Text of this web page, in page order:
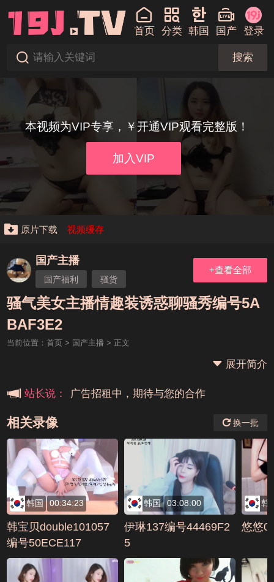
首页 分类 韩国 国产 登录
搜索
本视频为VIP专享，￥开通VIP观看完整版！
加入VIP
原片下载 视频缓存
国产主播
国产福利 骚货
+查看全部
骚气美女主播情趣装诱惑聊骚秀编号5A
BAF3E2
当前位置： 首页> 国产主播 > 正文
展开简介
站长说： 广告招租中，期待与您的合作
相关录像 换一批
韩国 00:34:23
韩宝贝double101057
编号50ECE117
韩国 03:08:00
伊琳137编号44469F2
5
韩
悠悠